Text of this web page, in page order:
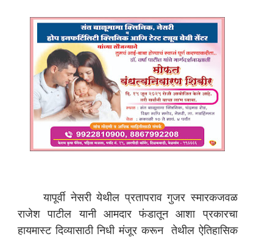
यापूर्वी नेसरी येथील प्रतापराव गुजर स्मारकजवळ
राजेश पाटील यानी आमदार फंडातून आशा प्रकारचा
हायमास्ट दिव्यासाठी निधी मंजूर करून तेथील ऐतिहासिक